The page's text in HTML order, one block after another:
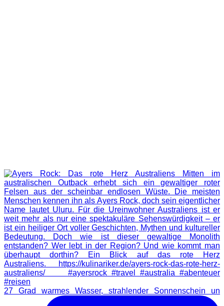
27 Grad warmes Wasser, strahlender Sonnenschein un